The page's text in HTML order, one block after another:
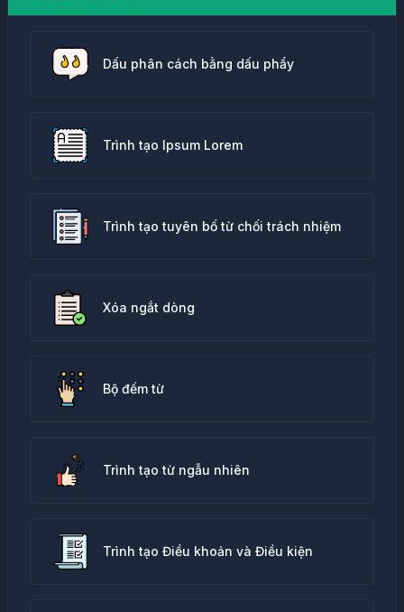
Dấu phân cách bằng dấu phẩy
Trình tạo Ipsum Lorem
Trình tạo tuyên bố từ chối trách nhiệm
Xóa ngắt dòng
Bộ đếm từ
Trình tạo từ ngẫu nhiên
Trình tạo Điều khoản và Điều kiện